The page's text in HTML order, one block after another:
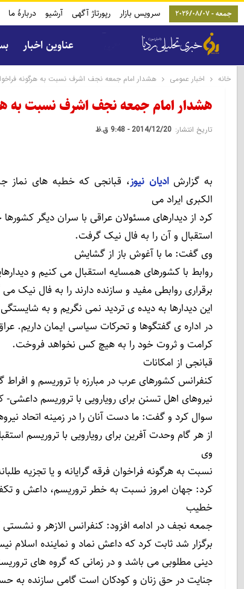
جمعه - 2026/08/07 سرویس بازار رپورتاژ آگهی آرشیو دربارۀ ما
عناوین اخبار
خانه اخبار عمومی هشدار امام جمعه نجف اشرف نسبت به هرگونه
هشدار امام جمعه نجف اشرف نسبت به
تاریخ انتشار: 2014/12/20 - 9:48 ق.ظ
به گزارشادیان نیوز، قبانجی که خطبه های نماز
الکبری ایراد می
کرد از دیدارهای مسئولان عراقی با سران دیگر
استقبال و آن را به فال نیک گرفت.
وی گفت: ما با آغوش باز از گشایش
روابط با کشورهای همسایه استقبال می کنیم و
برقراری روابطی مفید و سازنده دارند را به فال نیک
این دیدارها به دیده ی تردید نمی نگریم و به
در اداره ی گفتگوها و تحرکات سیاسی ایمان داریم.
کرامت و ثروت خود را به هیچ کس نخواهد فروخت.
قبانجی از امکانات
کنفرانس کشورهای عرب در مبارزه با تروریسم و افراط
نیروهای اهل تسنن برای رویارویی با تروریسم داعشی-
سوال کرد و گفت: ما دست آنان را در زمینه اتحاد
از هر گام وحدت آفرین برای رویارویی با تروریسم
وی
نسبت به هرگونه فراخوان فرقه گرایانه و یا تجزیه
کرد: جهان امروز نسبت به خطر تروریسم، داعش و
خطیب
جمعه نجف در ادامه افزود: کنفرانس الازهر و
برگزار شد ثابت کرد که داعش نماد و نماینده
دینی مطلوبی می باشد و در زمانی که گروه های
جنایت در حق زنان و کودکان است گامی سازنده به